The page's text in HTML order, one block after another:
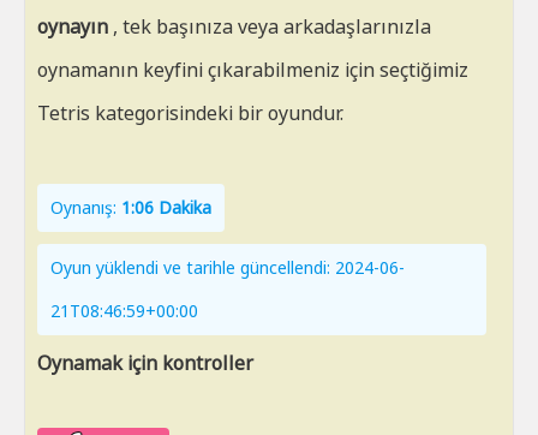
oynayın , tek başınıza veya arkadaşlarınızla
oynamanın keyfini çıkarabilmeniz için seçtiğimiz
Tetris kategorisindeki bir oyundur.
Oynanış: 1:06 Dakika
Oyun yüklendi ve tarihle güncellendi: 2024-06-
21T08:46:59+00:00
Oynamak için kontroller